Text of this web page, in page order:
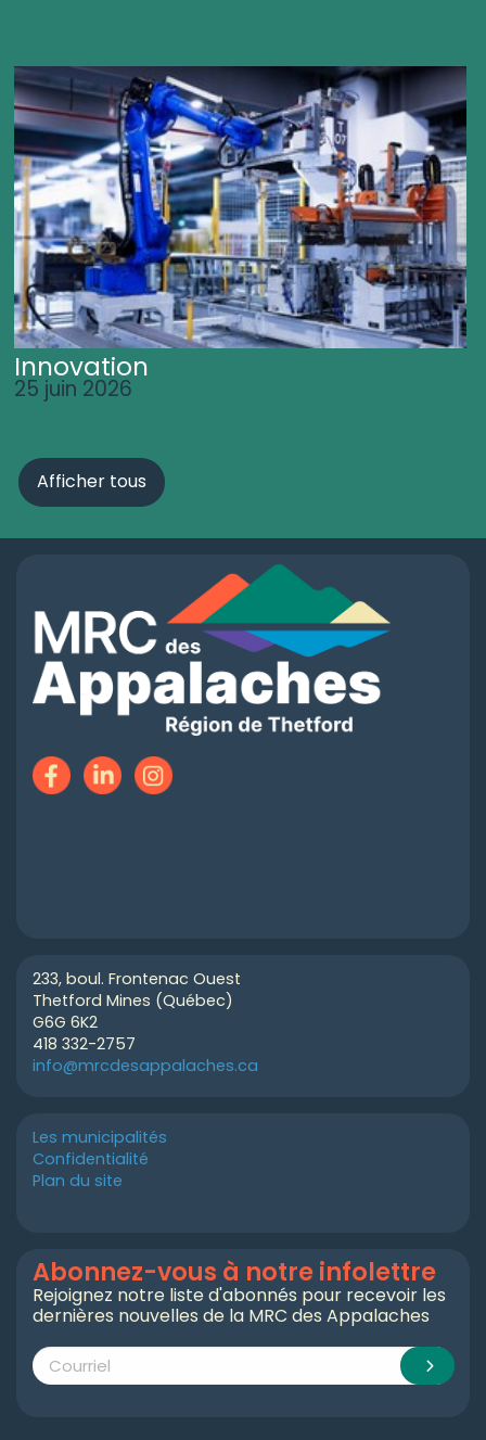
Innovation
25 juin 2026
Afficher tous
233, boul. Frontenac Ouest
Thetford Mines (Québec)
G6G 6K2
418 332-2757
info@mrcdesappalaches.ca
Les municipalités
Confidentialité
Plan du site
Abonnez-vous à notre infolettre
Rejoignez notre liste d'abonnés pour recevoir les
dernières nouvelles de la MRC des Appalaches